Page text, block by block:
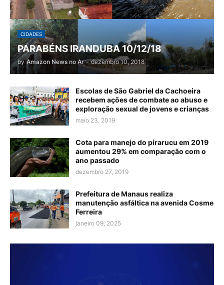
CIDADES
PARABÉNS IRANDUBA 10/12/18
by Amazon News no Ar - dezembro 10, 2018
Escolas de São Gabriel da Cachoeira
recebem ações de combate ao abuso e
exploração sexual de jovens e crianças
maio 23, 2019
Cota para manejo do pirarucu em 2019
aumentou 29% em comparação com o
ano passado
dezembro 27, 2019
Prefeitura de Manaus realiza
manutenção asfáltica na avenida Cosme
Ferreira
janeiro 09, 2025